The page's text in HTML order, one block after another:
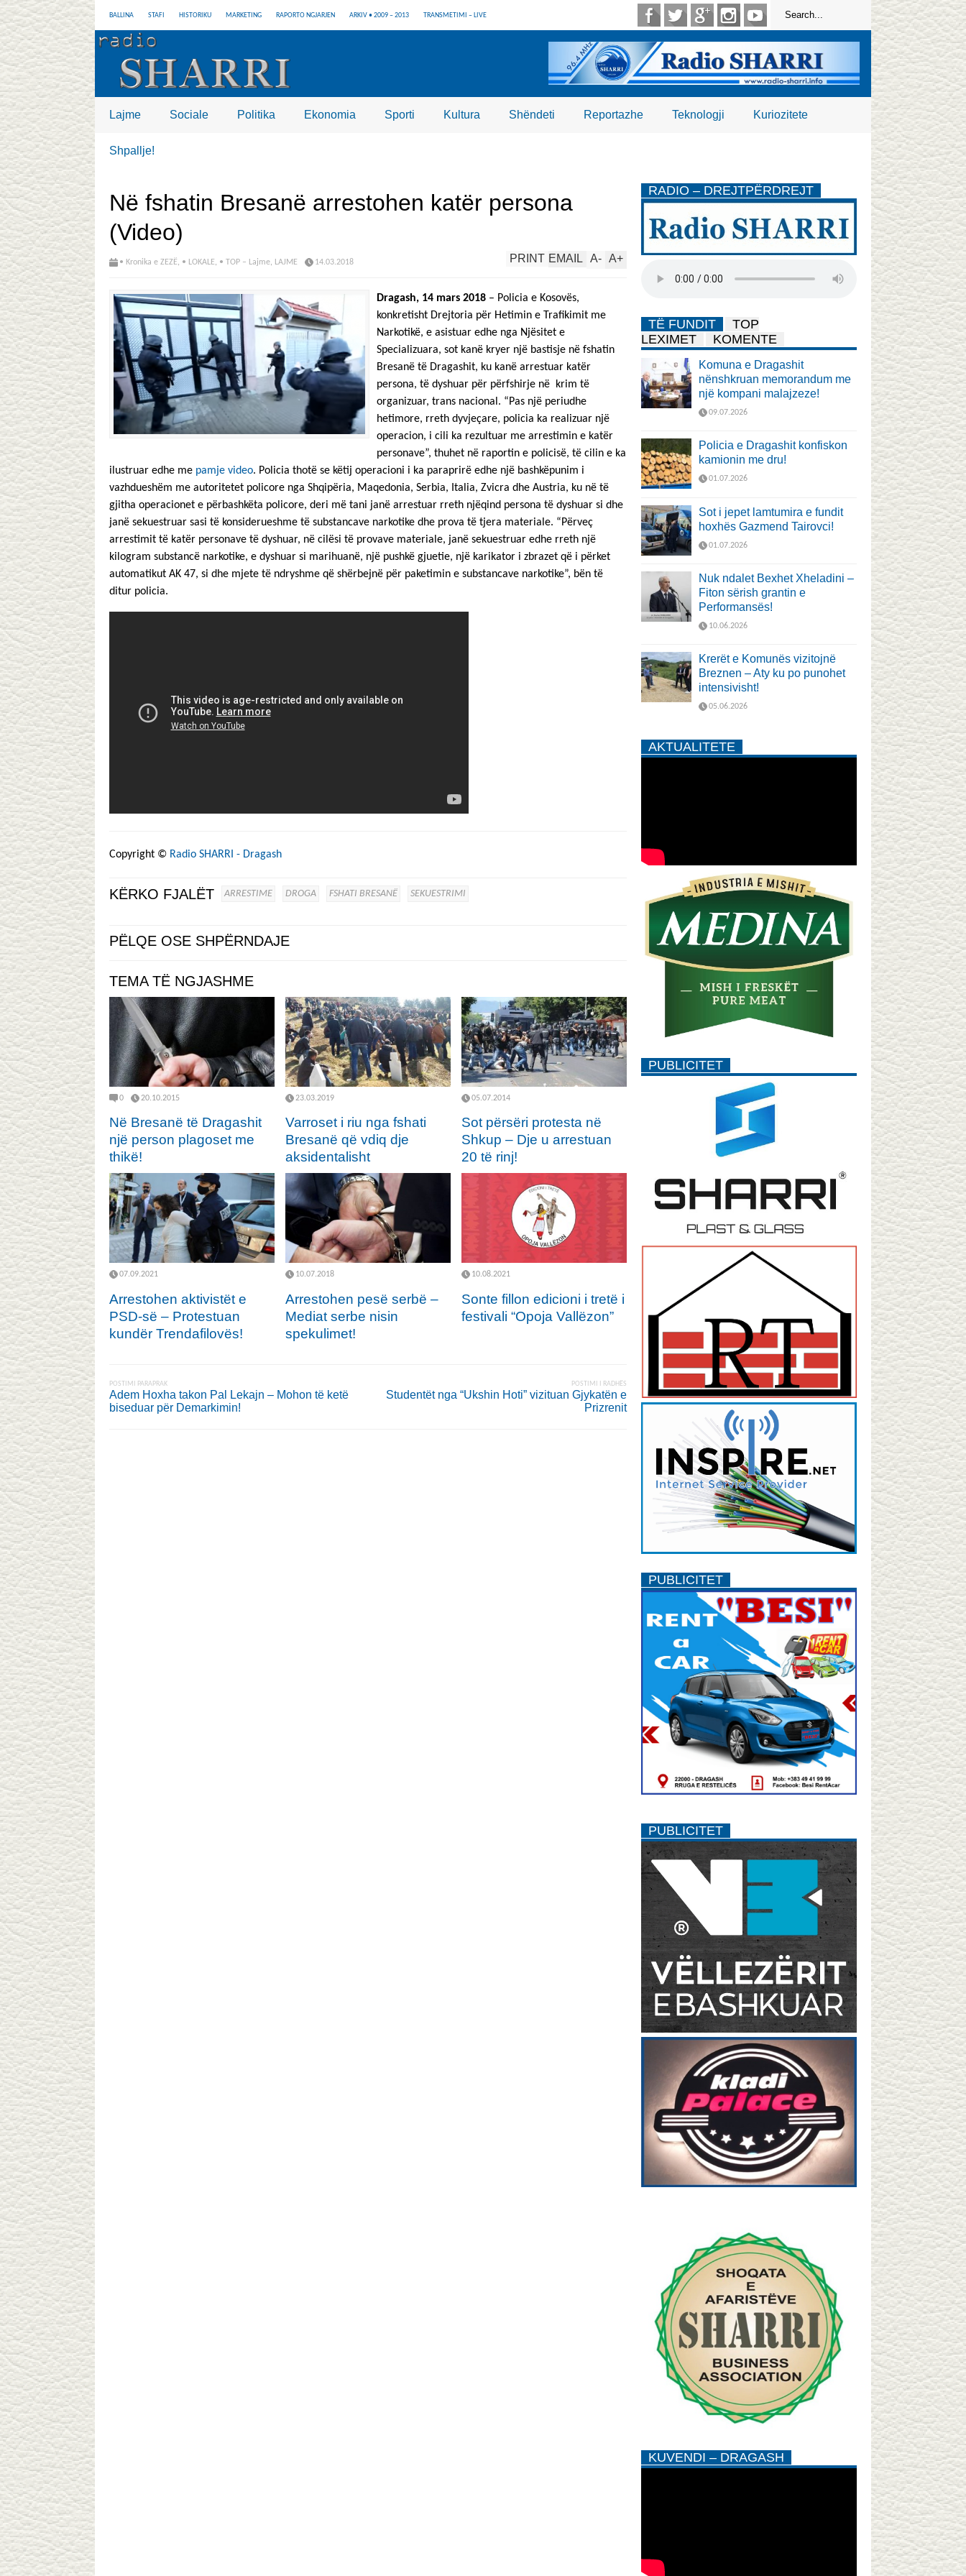
BALLINA STAFI HISTORIKU MARKETING RAPORTO NGJARJEN ARKIV • 2009 – 2013 TRANSMETIMI – LIVE
Lajme Sociale Politika Ekonomia Sporti Kultura Shëndeti Reportazhe Teknologji Kuriozitete
Shpallje!
Në fshatin Bresanë arrestohen katër persona
(Video)
• Kronika e ZEZË, • LOKALE, • TOP – Lajme, LAJME 14.03.2018 A+
A-
EMAIL
PRINT
Dragash, 14 mars 2018 – Policia e Kosovës,
konkretisht Drejtoria për Hetimin e Trafikimit me
Narkotikë, e asistuar edhe nga Njësitet e
Specializuara, sot kanë kryer një bastisje në fshatin
Bresanë të Dragashit, ku kanë arrestuar katër
persona, të dyshuar për përfshirje në krim të
organizuar, trans nacional. “Pas një periudhe
hetimore, rreth dyvjeçare, policia ka realizuar një
operacion, i cili ka rezultuar me arrestimin e katër
personave”, thuhet në raportin e policisë, të cilin e ka
ilustruar edhe me pamje video. Policia thotë se këtij operacioni i ka paraprirë edhe një bashkëpunim i
vazhdueshëm me autoritetet policore nga Shqipëria, Maqedonia, Serbia, Italia, Zvicra dhe Austria, ku në të
gjitha operacionet e përbashkëta policore, deri më tani janë arrestuar rreth njëqind persona të dyshuar si dhe
janë sekuestruar sasi të konsiderueshme të substancave narkotike dhe prova të tjera materiale. “Përveç
arrestimit të katër personave të dyshuar, në cilësi të provave materiale, janë sekuestruar edhe rreth një
kilogram substancë narkotike, e dyshuar si marihuanë, një pushkë gjuetie, një karikator i zbrazet që i përket
automatikut AK 47, si dhe mjete të ndryshme që shërbejnë për paketimin e substancave narkotike”, bën të
ditur policia.
Copyright © Radio SHARRI - Dragash
KËRKO FJALËT ARRESTIME DROGA FSHATI BRESANË SEKUESTRIMI
PËLQE OSE SHPËRNDAJE
TEMA TË NGJASHME
0 20.10.2015
Në Bresanë të Dragashit
një person plagoset me
thikë!
23.03.2019
Varroset i riu nga fshati
Bresanë që vdiq dje
aksidentalisht
05.07.2014
Sot përsëri protesta në
Shkup – Dje u arrestuan
20 të rinj!
07.09.2021
Arrestohen aktivistët e
PSD-së – Protestuan
kundër Trendafilovës!
10.07.2018
Arrestohen pesë serbë –
Mediat serbe nisin
spekulimet!
10.08.2021
Sonte fillon edicioni i tretë i
festivali “Opoja Vallëzon”
POSTIMI PARAPRAK
Adem Hoxha takon Pal Lekajn – Mohon të ketë
biseduar për Demarkimin!
POSTIMI I RADHËS
Studentët nga “Ukshin Hoti” vizituan Gjykatën e
Prizrenit
RADIO – DREJTPËRDREJT
TË FUNDIT
TOP
LEXIMET
KOMENTE
Komuna e Dragashit
nënshkruan memorandum me
një kompani malajzeze!
09.07.2026
Policia e Dragashit konfiskon
kamionin me dru!
01.07.2026
Sot i jepet lamtumira e fundit
hoxhës Gazmend Tairovci!
01.07.2026
Nuk ndalet Bexhet Xheladini –
Fiton sërish grantin e
Performansës!
10.06.2026
Krerët e Komunës vizitojnë
Breznen – Aty ku po punohet
intensivisht!
05.06.2026
AKTUALITETE
PUBLICITET
PUBLICITET
PUBLICITET
KUVENDI – DRAGASH